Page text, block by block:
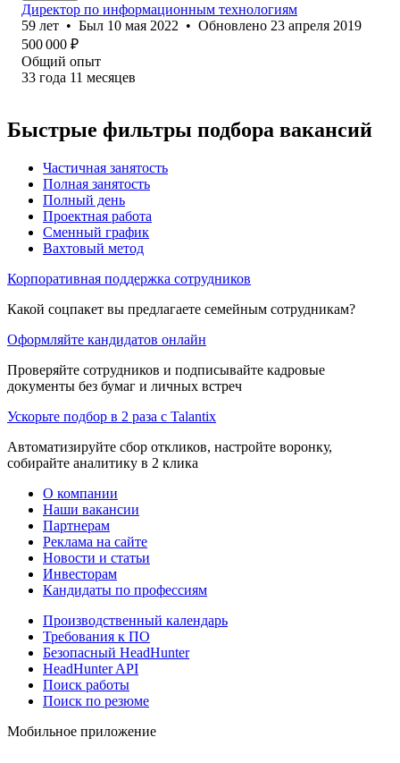
Директор по информационным технологиям
59 лет • Был 10 мая 2022 • Обновлено 23 апреля 2019
500 000 ₽
Общий опыт
33 года 11 месяцев
Быстрые фильтры подбора вакансий
Частичная занятость
Полная занятость
Полный день
Проектная работа
Сменный график
Вахтовый метод
Корпоративная поддержка сотрудников
Какой соцпакет вы предлагаете семейным сотрудникам?
Оформляйте кандидатов онлайн
Проверяйте сотрудников и подписывайте кадровые
документы без бумаг и личных встреч
Ускорьте подбор в 2 раза с Talantix
Автоматизируйте сбор откликов, настройте воронку,
собирайте аналитику в 2 клика
О компании
Наши вакансии
Партнерам
Реклама на сайте
Новости и статьи
Инвесторам
Кандидаты по профессиям
Производственный календарь
Требования к ПО
Безопасный HeadHunter
HeadHunter API
Поиск работы
Поиск по резюме
Мобильное приложение